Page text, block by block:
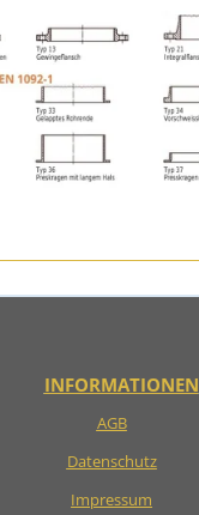
INFORMATIONEN
AGB
Datenschutz
Impressum